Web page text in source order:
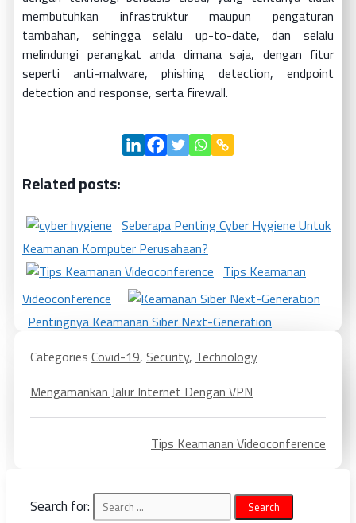
membutuhkan infrastruktur maupun pengaturan
tambahan, sehingga selalu up-to-date, dan selalu
melindungi perangkat anda dimana saja, dengan fitur
seperti anti-malware, phishing detection, endpoint
detection and response, serta firewall.
Related posts:
Seberapa Penting Cyber Hygiene Untuk
Keamanan Komputer Perusahaan?
Tips Keamanan
Videoconference
Pentingnya Keamanan Siber Next-Generation
Categories Covid-19, Security, Technology
Mengamankan Jalur Internet Dengan VPN
Tips Keamanan Videoconference
Search for: